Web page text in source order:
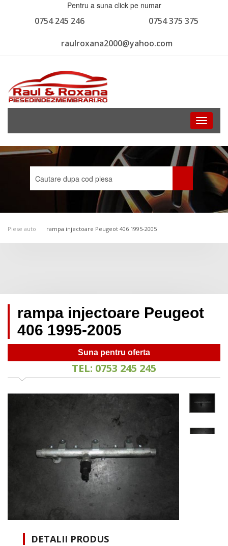
Pentru a suna click pe numar
0754 375 375
0754 245 246
raulroxana2000@yahoo.com
Toggle
Piese auto rampa injectoare Peugeot 406 1995-2005
rampa injectoare Peugeot
406 1995-2005
Suna pentru oferta
TEL: 0753 245 245
DETALII PRODUS